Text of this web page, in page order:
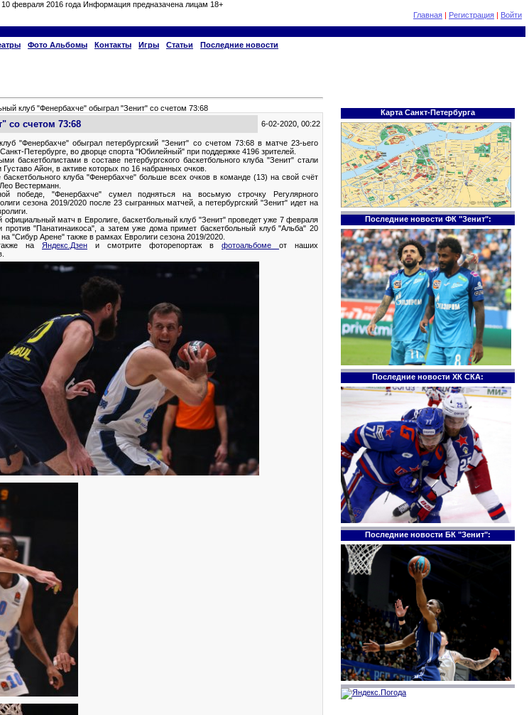
февраля 2016 года Информация предназачена лицам 18+
Главная | Регистрация | Войти
Фото Альбомы Контакты Игры Статьи Последние новости
клуб "Фенербахче" обыграл "Зенит" со счетом 73:68
со счетом 73:68 6-02-2020, 00:22
"Фенербахче" обыграл петербургский "Зенит" со счетом 73:68 в матче 23-ьего
Петербурге, во дворце спорта "Юбилейный" при поддержке 4196 зрителей.
баскетболистами в составе петербургского баскетбольного клуба "Зенит" стали
Айон, в активе которых по 16 набранных очков.
баскетбольного клуба "Фенербахче" больше всех очков в команде (13) на свой счёт
Вестерманн.
победе, "Фенербахче" сумел подняться на восьмую строчку Регулярного
сезона 2019/2020 после 23 сыгранных матчей, а петербургский "Зенит" идет на
матч в Евролиге, баскетбольный клуб "Зенит" проведет уже 7 февраля
против "Панатинаикоса", а затем уже дома примет баскетбольный клуб "Альба" 20
"Сибур Арене" также в рамках Евролиги сезона 2019/2020.
на Яндекс.Дзен и смотрите фоторепортаж в фотоальбоме от наших
Карта Санкт-Петербурга
Последние новости ФК "Зенит":
Последние новости ХК СКА:
Последние новости БК "Зенит":